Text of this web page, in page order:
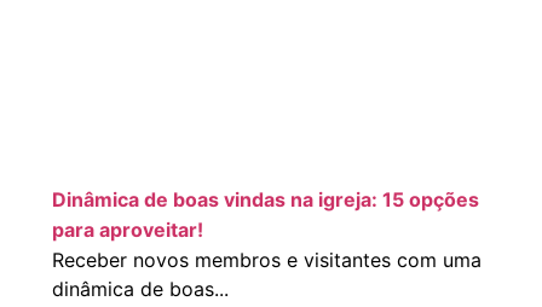
Dinâmica de boas vindas na igreja: 15 opções
para aproveitar!
Receber novos membros e visitantes com uma
dinâmica de boas...